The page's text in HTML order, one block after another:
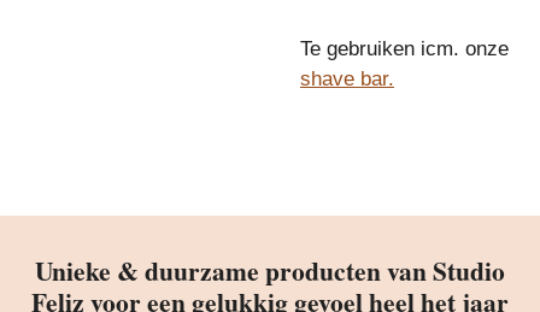
Te gebruiken icm. onze
shave bar.
Unieke & duurzame producten van Studio
Feliz voor een gelukkig gevoel heel het jaar